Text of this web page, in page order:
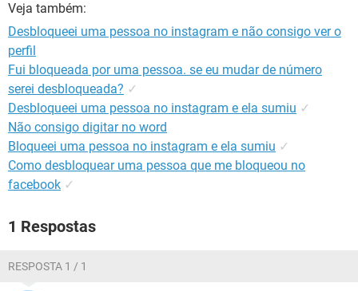
Veja também:
Desbloqueei uma pessoa no instagram e não consigo ver o
perfil
Fui bloqueada por uma pessoa. se eu mudar de número
serei desbloqueada? ✓
Desbloqueei uma pessoa no instagram e ela sumiu ✓
Não consigo digitar no word
Bloqueei uma pessoa no instagram e ela sumiu ✓
Como desbloquear uma pessoa que me bloqueou no
facebook ✓
1 Respostas
RESPOSTA 1 / 1